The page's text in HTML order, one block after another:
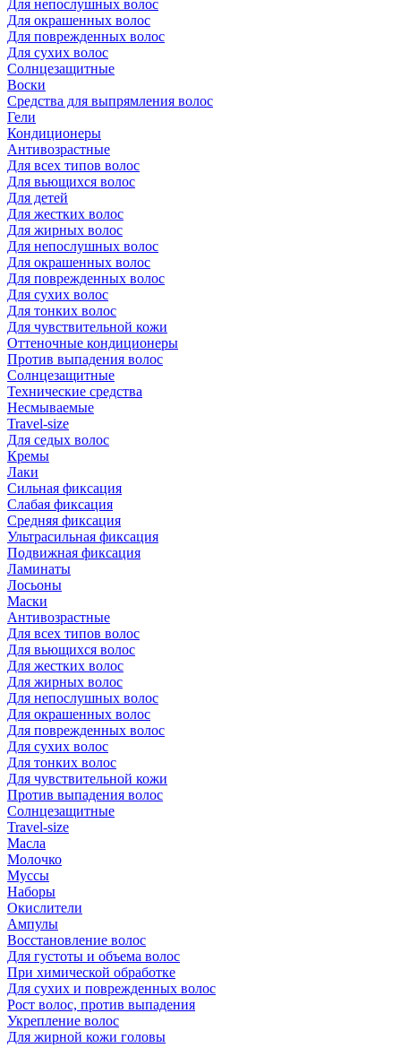
Для непослушных волос
Для окрашенных волос
Для поврежденных волос
Для сухих волос
Солнцезащитные
Воски
Средства для выпрямления волос
Гели
Кондиционеры
Антивозрастные
Для всех типов волос
Для вьющихся волос
Для детей
Для жестких волос
Для жирных волос
Для непослушных волос
Для окрашенных волос
Для поврежденных волос
Для сухих волос
Для тонких волос
Для чувствительной кожи
Оттеночные кондиционеры
Против выпадения волос
Солнцезащитные
Технические средства
Несмываемые
Travel-size
Для седых волос
Кремы
Лаки
Сильная фиксация
Слабая фиксация
Средняя фиксация
Ультрасильная фиксация
Подвижная фиксация
Ламинаты
Лосьоны
Маски
Антивозрастные
Для всех типов волос
Для вьющихся волос
Для жестких волос
Для жирных волос
Для непослушных волос
Для окрашенных волос
Для поврежденных волос
Для сухих волос
Для тонких волос
Для чувствительной кожи
Против выпадения волос
Солнцезащитные
Travel-size
Масла
Молочко
Муссы
Наборы
Окислители
Ампулы
Восстановление волос
Для густоты и объема волос
При химической обработке
Для сухих и поврежденных волос
Рост волос, против выпадения
Укрепление волос
Для жирной кожи головы